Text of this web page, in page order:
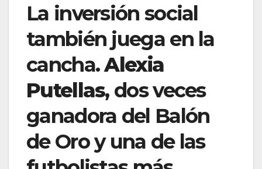
La inversión social
también juega en la
cancha.Alexia
Putellas, dos veces
ganadora del Balón
de Oro y una de las